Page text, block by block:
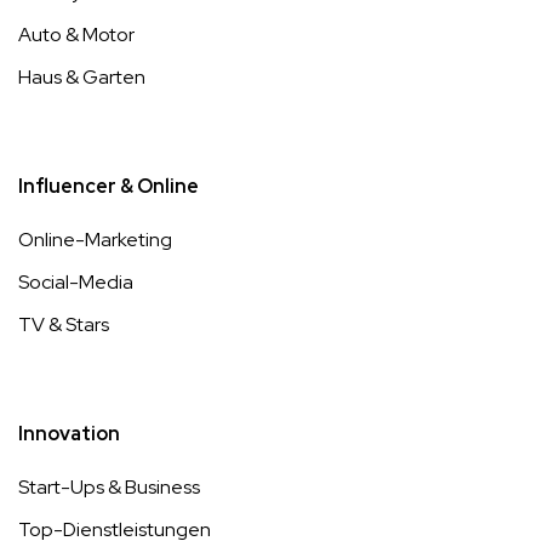
Auto & Motor
Haus & Garten
Influencer & Online
Online-Marketing
Social-Media
TV & Stars
Innovation
Start-Ups & Business
Top-Dienstleistungen